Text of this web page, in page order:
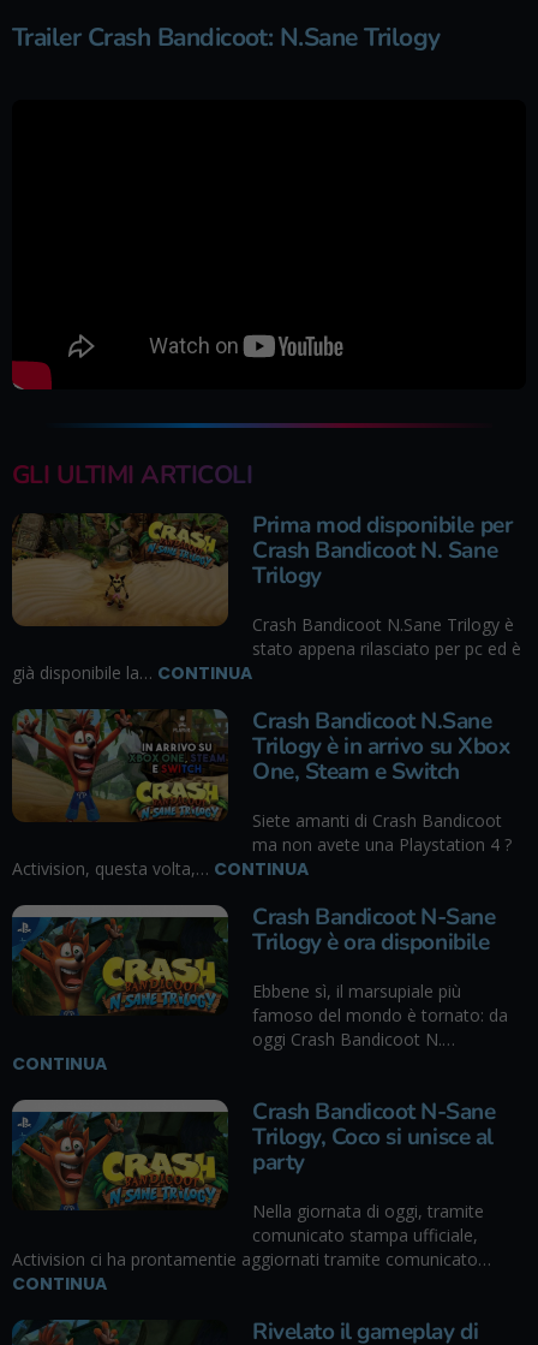
Trailer Crash Bandicoot: N.Sane Trilogy
GLI ULTIMI ARTICOLI
Prima mod disponibile per
Crash Bandicoot N. Sane
Trilogy
Crash Bandicoot N.Sane Trilogy è
stato appena rilasciato per pc ed è
già disponibile la… CONTINUA
Crash Bandicoot N.Sane
Trilogy è in arrivo su Xbox
One, Steam e Switch
Siete amanti di Crash Bandicoot
ma non avete una Playstation 4 ?
Activision, questa volta,… CONTINUA
Crash Bandicoot N-Sane
Trilogy è ora disponibile
Ebbene sì, il marsupiale più
famoso del mondo è tornato: da
oggi Crash Bandicoot N.…
CONTINUA
Crash Bandicoot N-Sane
Trilogy, Coco si unisce al
party
Nella giornata di oggi, tramite
comunicato stampa ufficiale,
Activision ci ha prontamentie aggiornati tramite comunicato…
CONTINUA
Rivelato il gameplay di